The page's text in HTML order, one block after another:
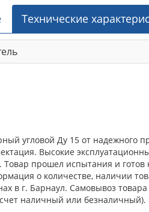
Технические
угловой Ду 15 от надежного
Высокие
Товар прошел испытания и готов
о количестве, наличии
в г. Барнаул. Самовывоз
наличный или безналичный).